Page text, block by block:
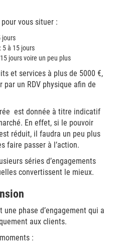
vous situer :
jours
5 à 15 jours
jours voire un peu plus
et services à plus de 5000 €,
par un RDV physique afin de
est donnée à titre indicatif
En effet, si le pouvoir
réduit, il faudra un peu plus
faire passer à l’action.
séries d’engagements
convertissent le mieux.
une phase d’engagement qui a
aux clients.
: